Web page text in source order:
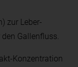
zur Leber-
Gallenfluss.
Konzentration